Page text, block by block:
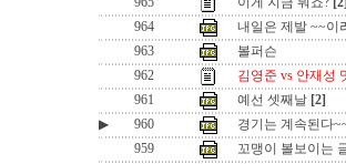
964
내일은 제발 ~~이
963
볼퍼슨
962
김영준 vs 안재성
961
예선 셋째날 [2]
▶
960
경기는 계속된다
959
꼬맹이 볼보이는